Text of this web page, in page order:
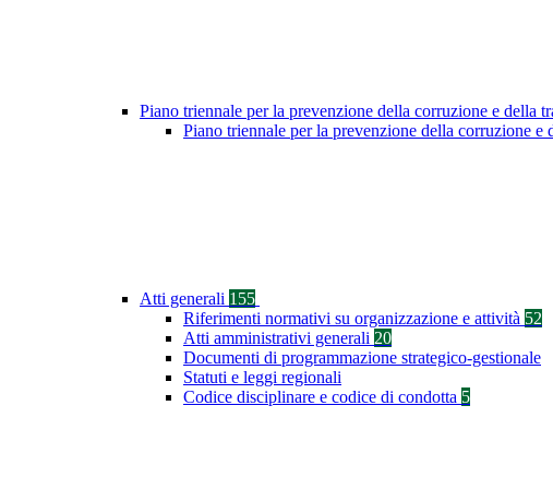
Piano triennale per la prevenzione della corruzione e della
Piano triennale per la prevenzione della corruzione e
Atti generali 155
Riferimenti normativi su organizzazione e attività 52
Atti amministrativi generali 20
Documenti di programmazione strategico-gestionale
Statuti e leggi regionali
Codice disciplinare e codice di condotta 5